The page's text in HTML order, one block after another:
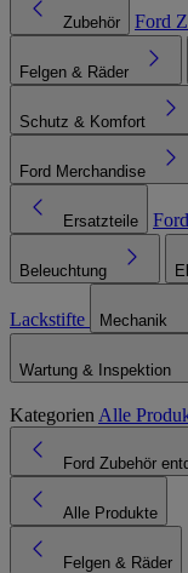
Zubehör Ford
Felgen & Räder
Schutz & Komfort
Ford Merchandise
Ersatzteile
Beleuchtung
Lackstifte Mechanik
Wartung & Inspektion
Kategorien Alle
Ford Zubehör
Alle Produkte
Felgen & Räder